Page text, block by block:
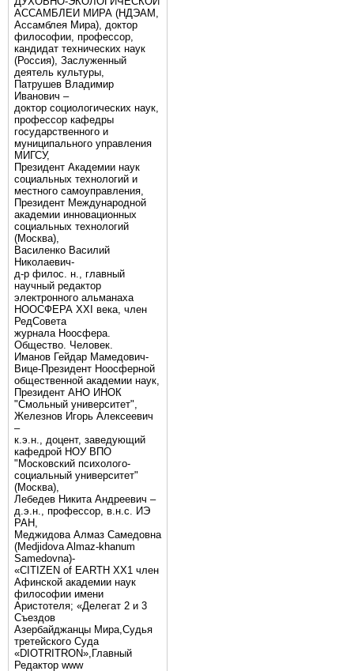
АССАМБЛЕИ МИРА (НДЭАМ,
Ассамблея Мира), доктор
философии, профессор,
кандидат технических наук
(Россия), Заслуженный
деятель культуры,
Патрушев Владимир
Иванович –
доктор социологических наук,
профессор кафедры
государственного и
муниципального управления
МИГСУ,
Президент Академии наук
социальных технологий и
местного самоуправления,
Президент Международной
академии инновационных
социальных технологий
(Москва),
Василенко Василий
Николаевич-
д-р филос. н., главный
научный редактор
электронного альманаха
НООСФЕРА XXI века, член
РедСовета
журнала Ноосфера.
Общество. Человек.
Иманов Гейдар Мамедович-
Вице-Президент Ноосферной
общественной академии наук,
Президент АНО ИНОК
"Смольный университет",
Железнов Игорь Алексеевич
–
к.э.н., доцент, заведующий
кафедрой НОУ ВПО
"Московский психолого-
социальный университет"
(Москва),
Лебедев Никита Андреевич –
д.э.н., профессор, в.н.с. ИЭ
РАН,
Меджидова Алмаз Самедовна
(Medjidova Almaz-khanum
Samedovna)-
«CITIZEN of EARTH XX1 член
Афинской академии наук
философии имени
Аристотеля; «Делегат 2 и 3
Съездов
Азербайджанцы Мира,Судья
третейского Суда
«DIOTRITRON»,Главный
Редактор www